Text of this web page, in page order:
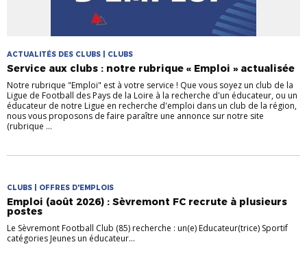
ACTUALITÉS DES CLUBS | CLUBS
Service aux clubs : notre rubrique « Emploi » actualisée
Notre rubrique "Emploi" est à votre service ! Que vous soyez un club de la
Ligue de Football des Pays de la Loire à la recherche d'un éducateur, ou un
éducateur de notre Ligue en recherche d'emploi dans un club de la région,
nous vous proposons de faire paraître une annonce sur notre site
(rubrique ...
CLUBS | OFFRES D'EMPLOIS
Emploi (août 2026) : Sèvremont FC recrute à plusieurs
postes
Le Sèvremont Football Club (85) recherche : un(e) Educateur(trice) Sportif
catégories Jeunes un éducateur...